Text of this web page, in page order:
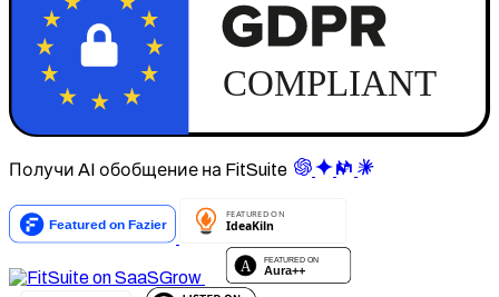
Получи AI обобщение на FitSuite